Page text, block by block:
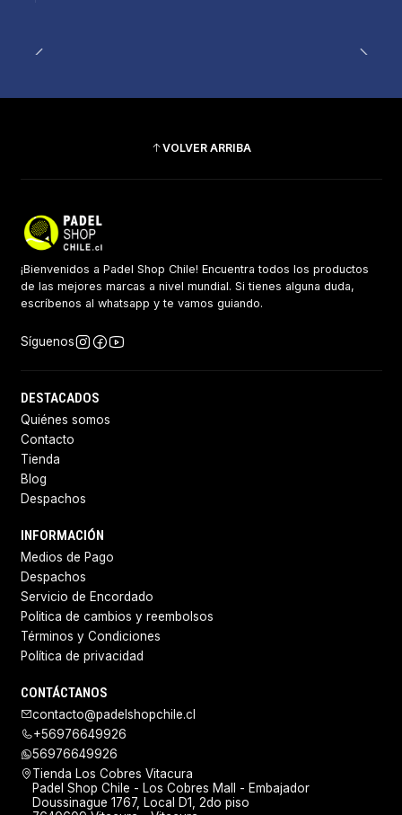
comprar.
VOLVER ARRIBA
¡Bienvenidos a Padel Shop Chile! Encuentra todos los productos
de las mejores marcas a nivel mundial. Si tienes alguna duda,
escríbenos al whatsapp y te vamos guiando.
Síguenos
DESTACADOS
Quiénes somos
Contacto
Tienda
Blog
Despachos
INFORMACIÓN
Medios de Pago
Despachos
Servicio de Encordado
Politica de cambios y reembolsos
Términos y Condiciones
Política de privacidad
CONTÁCTANOS
contacto@padelshopchile.cl
+56976649926
56976649926
Tienda Los Cobres Vitacura
Padel Shop Chile - Los Cobres Mall - Embajador
Doussinague 1767, Local D1, 2do piso